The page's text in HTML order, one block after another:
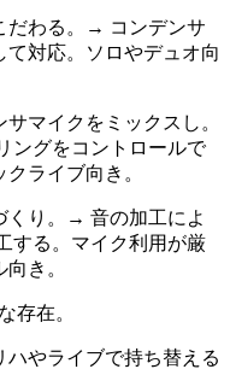
だわる。→ コンデンサ
対応。ソロやデュオ向
マイクをミックスし。
ングをコントロールで
ライブ向き。
くり。→ 音の加工によ
する。マイク利用が厳
き。
存在。
ハやライブで持ち替える